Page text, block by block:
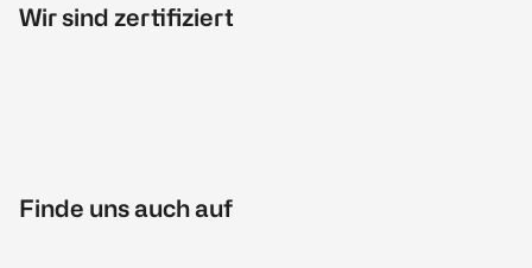
Wir sind zertifiziert
Finde uns auch auf